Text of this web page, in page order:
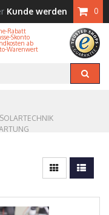
Kunde werden 0
Rabatt
Skonto
ab
Warenwert